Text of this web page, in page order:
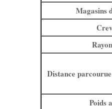
Magasins
Distance
Poids